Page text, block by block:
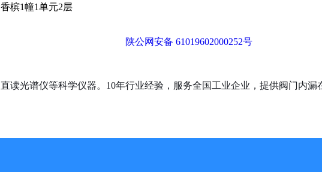
槟1幢1单元2层
陕公网安备 61019602000252号
读光谱仪等科学仪器。10年行业经验，服务全国工业企业，提供阀门内漏